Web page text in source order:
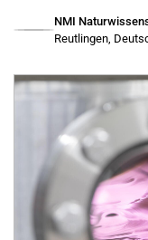
Reutlingen,